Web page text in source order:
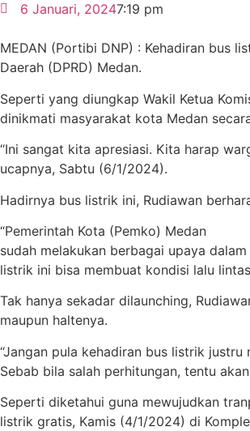
6 Januari, 20247:19 pm
MEDAN (Portibi DNP) : Kehadiran bus
Daerah (DPRD) Medan.
Seperti yang diungkap Wakil Ketua
dinikmati masyarakat kota Medan
“Ini sangat kita apresiasi. Kita harap
ucapnya, Sabtu (6/1/2024).
Hadirnya bus listrik ini, Rudiawan
“Pemerintah Kota (Pemko) Medan
sudah melakukan berbagai upaya
listrik ini bisa membuat kondisi lalu
Tak hanya sekadar dilaunching,
maupun haltenya.
“Jangan pula kehadiran bus listrik
Sebab bila salah perhitungan, tentu
Seperti diketahui guna mewujudkan
listrik gratis, Kamis (4/1/2024) di